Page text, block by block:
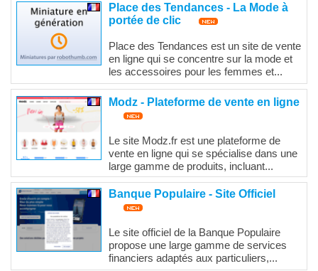
Place des Tendances - La Mode à
portée de clic
Place des Tendances est un site de vente
en ligne qui se concentre sur la mode et
les accessoires pour les femmes et...
Modz - Plateforme de vente en ligne
Le site Modz.fr est une plateforme de
vente en ligne qui se spécialise dans une
large gamme de produits, incluant...
Banque Populaire - Site Officiel
Le site officiel de la Banque Populaire
propose une large gamme de services
financiers adaptés aux particuliers,...